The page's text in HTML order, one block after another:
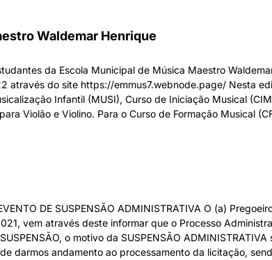
Waldemar Henrique
da Escola Municipal de Música Maestro
através do site https://emmus7.webnode.page/ Nesta
Infantil (MUSI), Curso de Iniciação Musical
Violão e Violino. Para o Curso de Formação Musical
DE SUSPENSÃO ADMINISTRATIVA O (a)
vem através deste informar que o Processo
o motivo da SUSPENSÃO
darmos andamento ao processamento da licitação,